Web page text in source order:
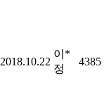
2018.10.22
이*
정
4385